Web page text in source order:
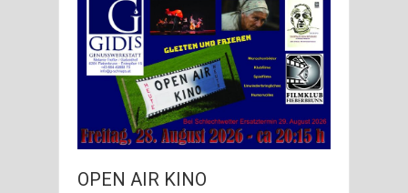
OPEN AIR KINO